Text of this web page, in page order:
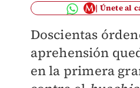
Únete al
Doscientas
aprehensión
en la primera